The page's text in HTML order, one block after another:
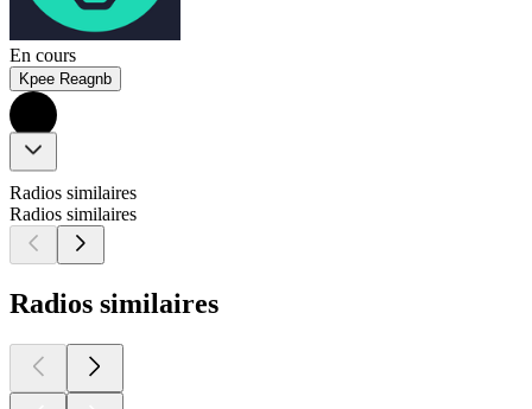
En cours
Kpee Reagnb
Radios similaires
Radios similaires
Radios similaires